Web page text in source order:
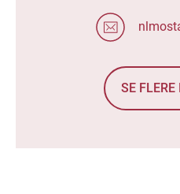
SE FLERE